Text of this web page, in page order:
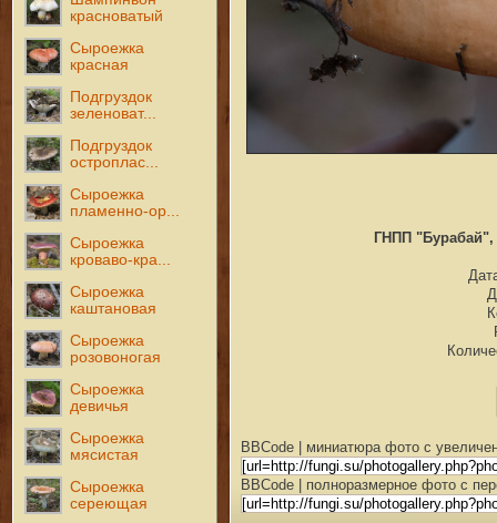
красноватый
Сыроежка
красная
Подгруздок
зеленоват...
Подгруздок
остроплас...
Сыроежка
пламенно-ор...
Сыроежка
кроваво-кра...
Сыроежка
каштановая
Сыроежка
розовоногая
Сыроежка
девичья
Сыроежка
мясистая
Сыроежка
сереющая
ГНПП "Бурабай",
BBCode | миниатюра фото с
BBCode | полноразмерное фото с